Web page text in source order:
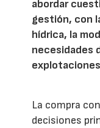
abordar
gestión, con
hídrica, la
necesidades
La compra
decisiones